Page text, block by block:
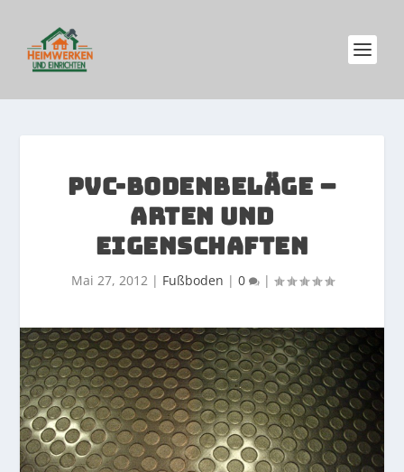
PVC-BODENBELÄGE –
ARTEN UND
EIGENSCHAFTEN
Mai 27, 2012| Fußboden | 0 |